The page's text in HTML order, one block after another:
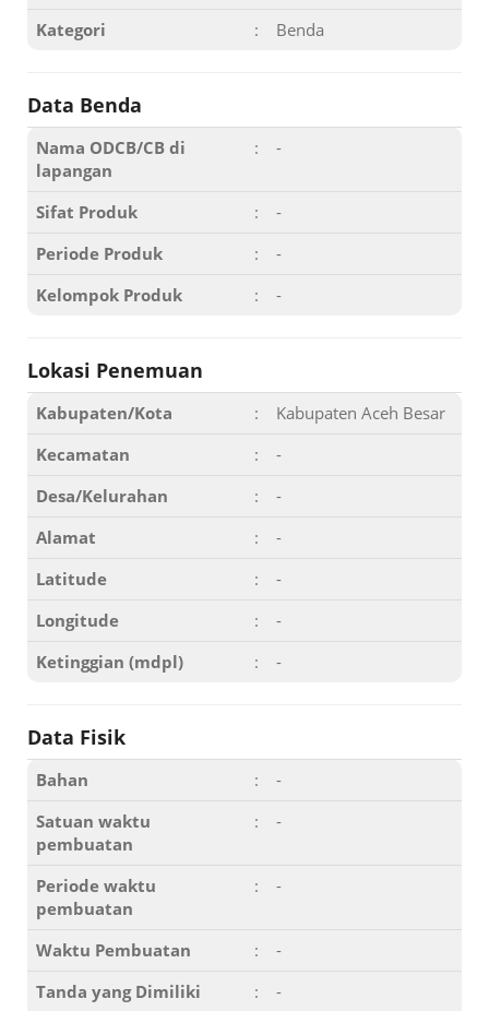
Kategori
: Benda
Data Benda
Nama ODCB/CB di
lapangan
: -
Sifat Produk :
-
Periode Produk
:
-
Kelompok Produk
: -
Lokasi Penemuan
Kabupaten/Kota :
Kabupaten Aceh Besar
Kecamatan
:
-
Desa/Kelurahan
:
-
Alamat
:
-
Latitude
:
-
Longitude
:
-
Ketinggian (mdpl)
: -
Data Fisik
Bahan :
-
Satuan waktu
pembuatan
: -
Periode waktu
pembuatan
: -
Waktu Pembuatan :
-
Tanda yang Dimiliki
:
-